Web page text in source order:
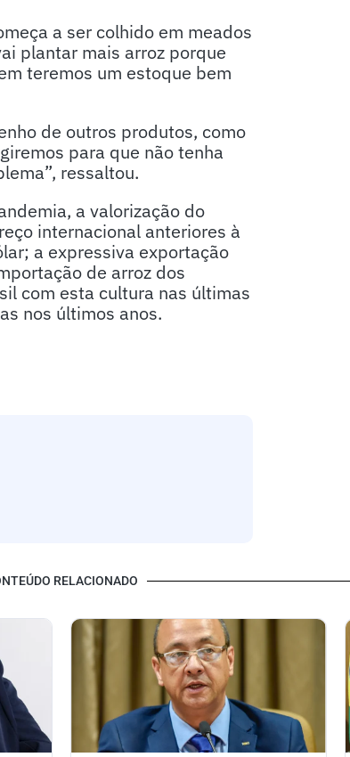
a ser colhido em meados
plantar mais arroz porque
teremos um estoque bem
de outros produtos, como
para que não tenha
ressaltou.
a valorização do
internacional anteriores à
a expressiva exportação
de arroz dos
com esta cultura nas últimas
nos últimos anos.
RELACIONADO